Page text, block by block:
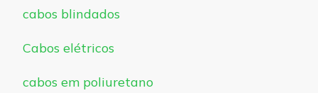
cabos blindados
Cabos elétricos
cabos em poliuretano